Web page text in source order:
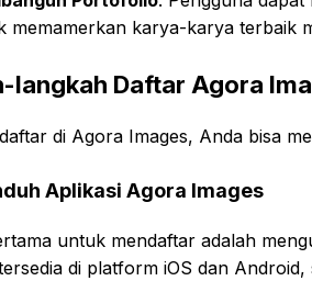
memamerkan karya-karya terbaik
langkah Daftar Agora
di Agora Images, Anda bisa
Aplikasi Agora Images
untuk mendaftar adalah
di platform iOS dan